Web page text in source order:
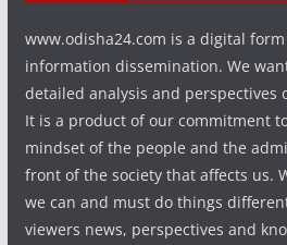
www.odisha24.com is a digital
information dissemination. We
detailed analysis and perspectives
It is a product of our commitment
mindset of the people and the
front of the society that affects us.
we can and must do things
viewers news, perspectives and